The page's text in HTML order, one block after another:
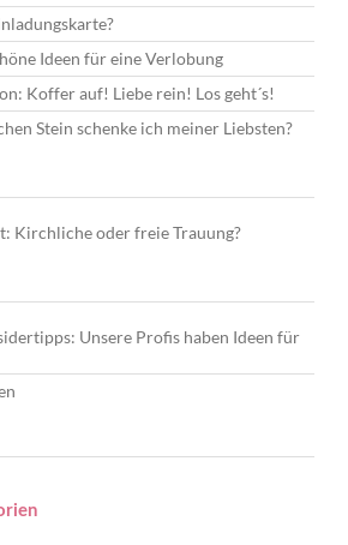
Ideen für eine Verlobung
Koffer auf! Liebe rein! Los geht´s!
Stein schenke ich meiner Liebsten?
Kirchliche oder freie Trauung?
Unsere Profis haben Ideen für